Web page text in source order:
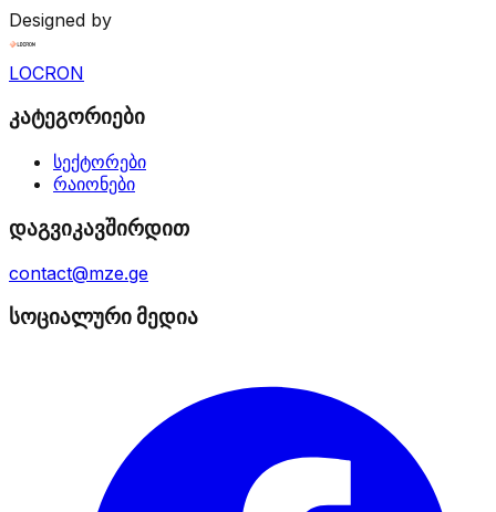
Designed by
LOCRON
კატეგორიები
სექტორები
რაიონები
დაგვიკავშირდით
contact@mze.ge
სოციალური მედია